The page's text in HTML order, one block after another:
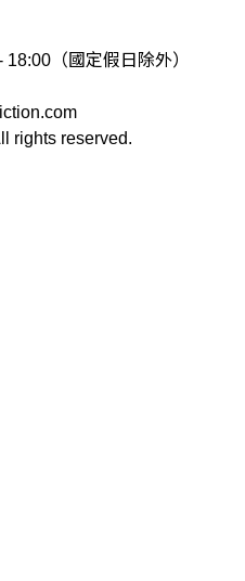
（國定假日除外）
rights reserved.